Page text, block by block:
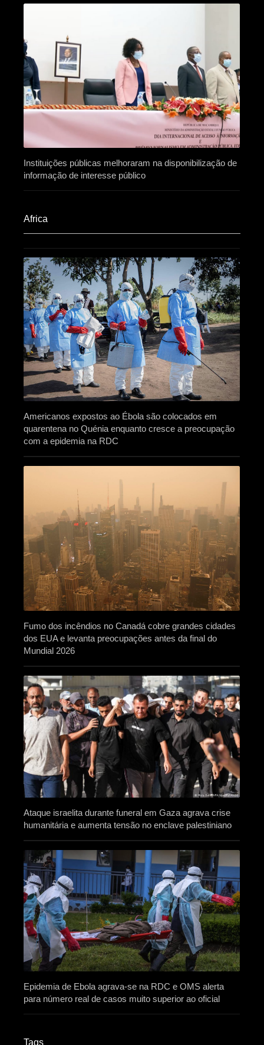
Instituições públicas melhoraram na disponibilização de
informação de interesse público
Africa​
Americanos expostos ao Ébola são colocados em
quarentena no Quénia enquanto cresce a preocupação
com a epidemia na RDC
Fumo dos incêndios no Canadá cobre grandes cidades
dos EUA e levanta preocupações antes da final do
Mundial 2026
Ataque israelita durante funeral em Gaza agrava crise
humanitária e aumenta tensão no enclave palestiniano
Epidemia de Ebola agrava-se na RDC e OMS alerta
para número real de casos muito superior ao oficial
Tags